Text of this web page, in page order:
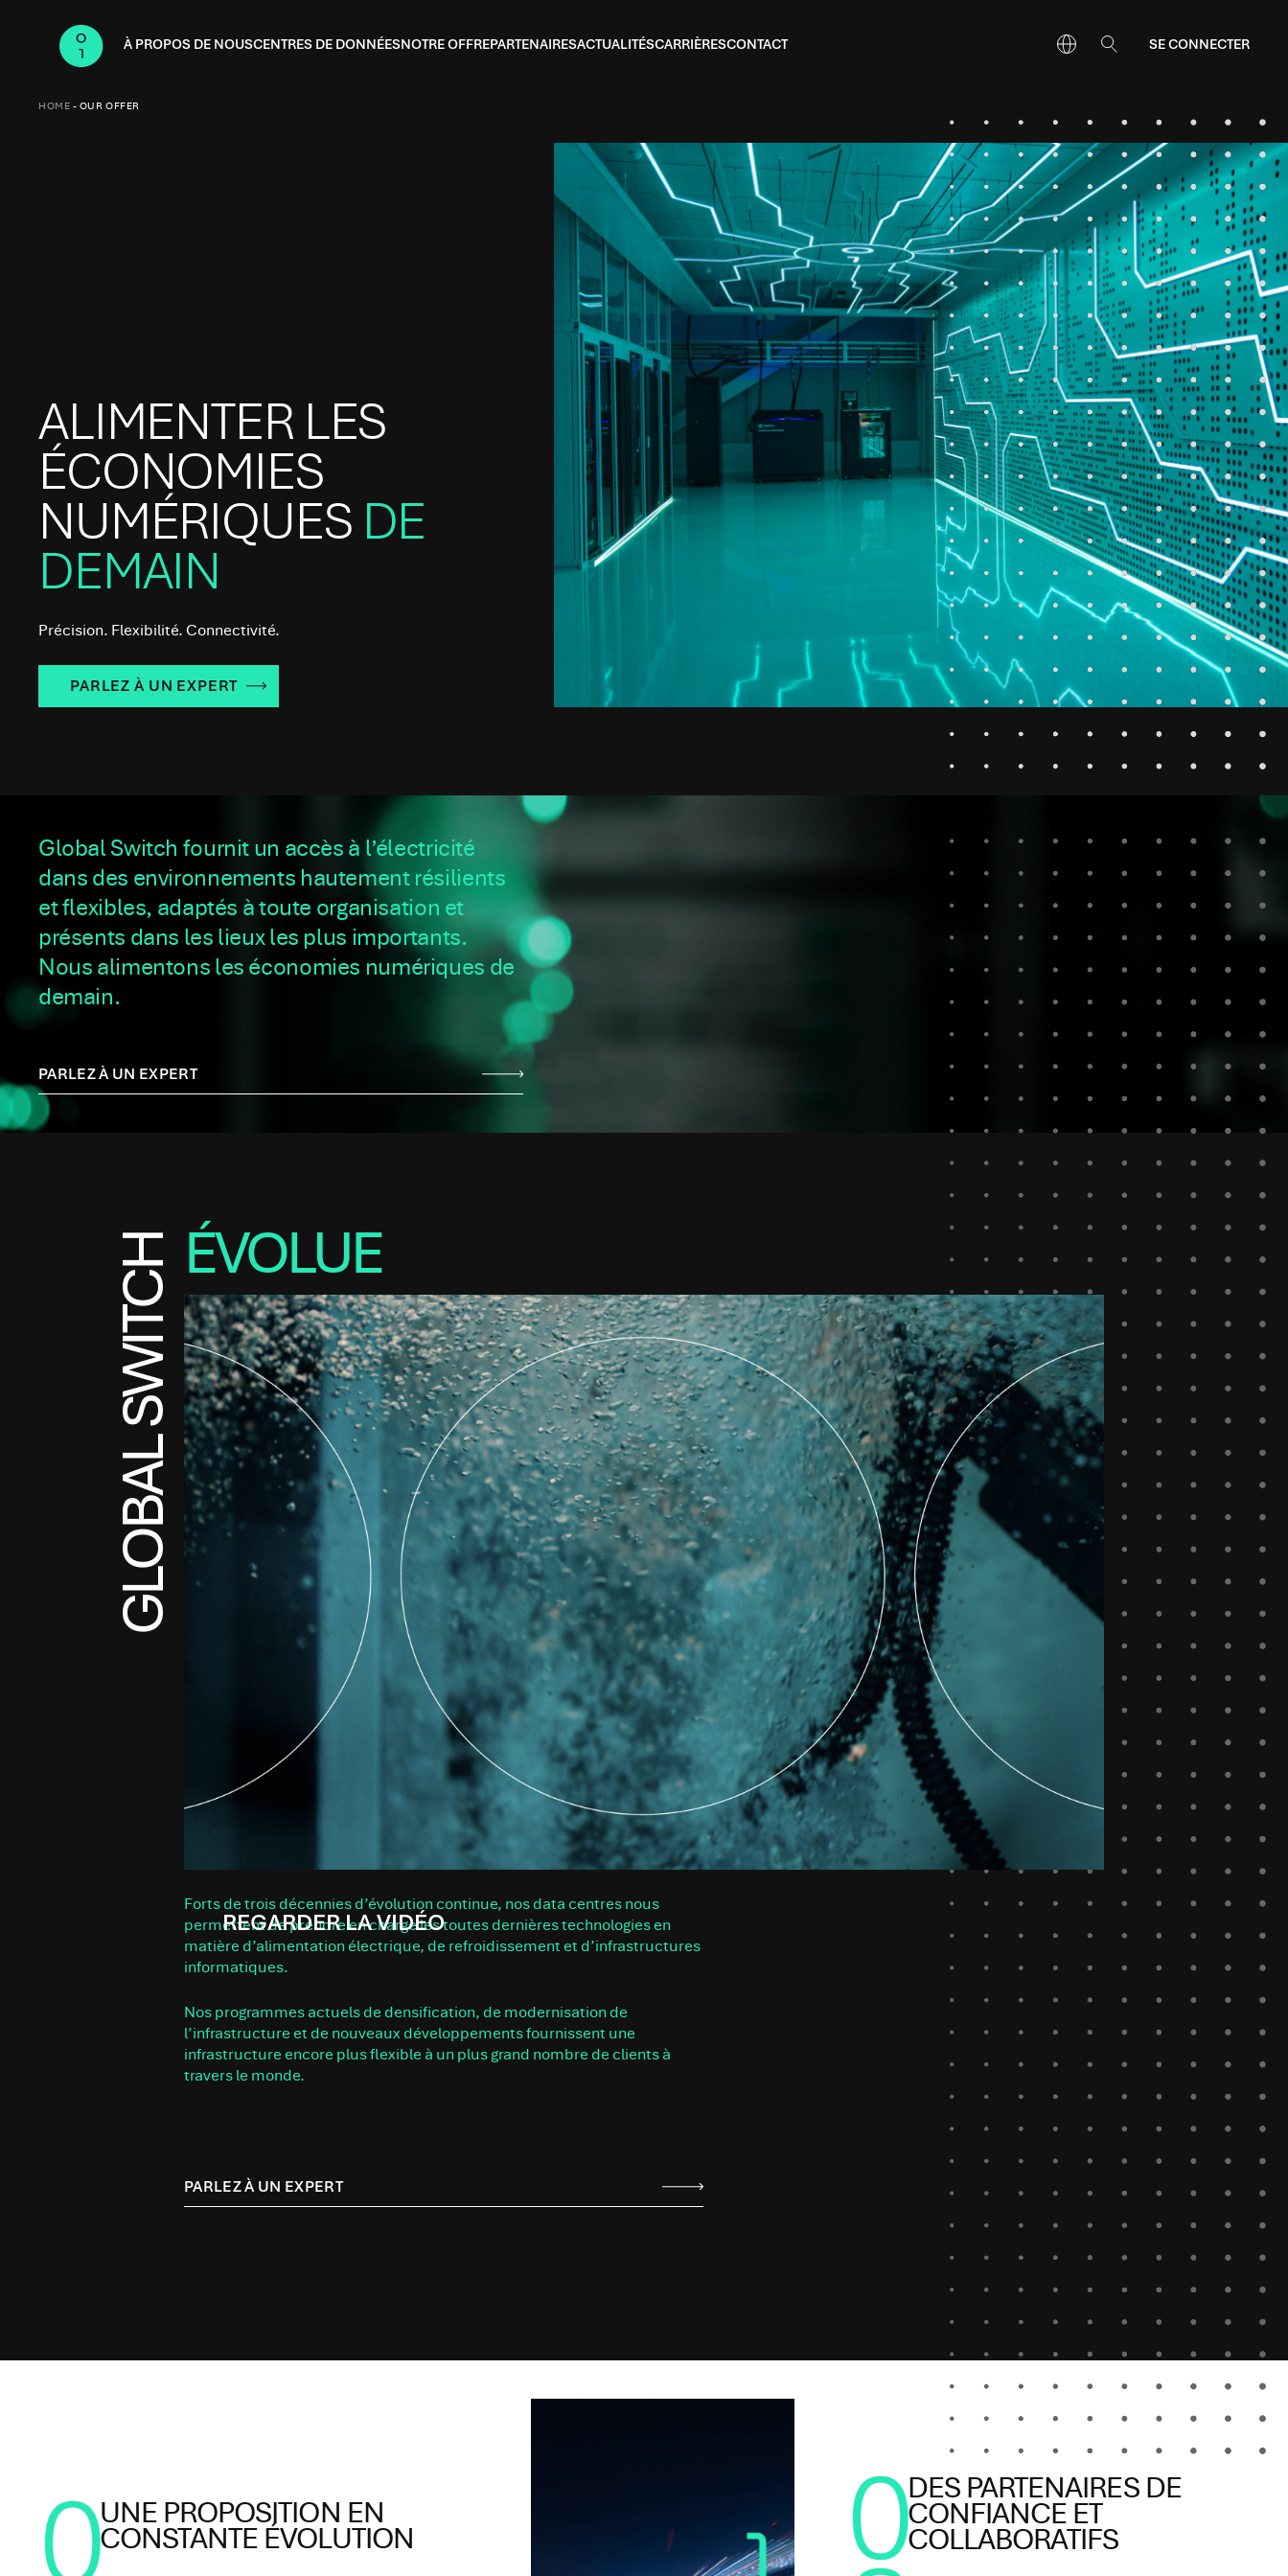
À PROPOS DE NOUSCENTRES DE DONNÉESNOTRE OFFREPARTENAIRESACTUALITÉSCARRIÈRESCONTACT SE CONNECTER
HOME - OUR OFFER
ALIMENTER LES
ÉCONOMIES
NUMÉRIQUES DE
DEMAIN
Précision. Flexibilité. Connectivité.
PARLEZ À UN EXPERT
Global Switch fournit un accès à l’électricité
dans des environnements hautement résilients
et flexibles, adaptés à toute organisation et
présents dans les lieux les plus importants.
Nous alimentons les économies numériques de
demain.
PARLEZ À UN EXPERT
GLOBAL SWITCH ÉVOLUE
REGARDER LA VIDÉO
Forts de trois décennies d’évolution continue, nos data centres nous
permettent de prendre en charge les toutes dernières technologies en
matière d’alimentation électrique, de refroidissement et d’infrastructures
informatiques.
Nos programmes actuels de densification, de modernisation de
l’infrastructure et de nouveaux développements fournissent une
infrastructure encore plus flexible à un plus grand nombre de clients à
travers le monde.
PARLEZ À UN EXPERT
0UNE PROPOSITION EN
CONSTANTE ÉVOLUTION
0DES PARTENAIRES DE
CONFIANCE ET
COLLABORATIFS